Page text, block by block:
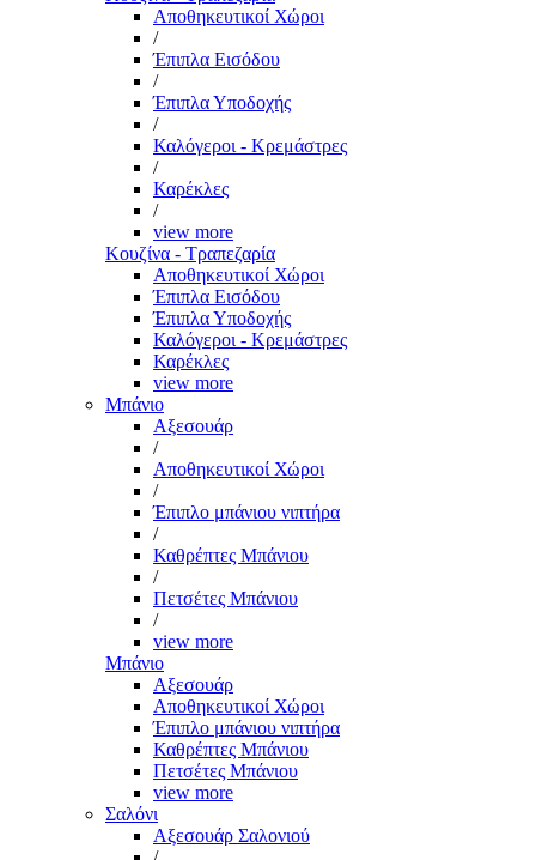
Αποθηκευτικοί Χώροι
/
Έπιπλα Εισόδου
/
Έπιπλα Υποδοχής
/
Καλόγεροι - Κρεμάστρες
/
Καρέκλες
/
view more
Κουζίνα - Τραπεζαρία
Αποθηκευτικοί Χώροι
Έπιπλα Εισόδου
Έπιπλα Υποδοχής
Καλόγεροι - Κρεμάστρες
Καρέκλες
view more
Μπάνιο
Αξεσουάρ
/
Αποθηκευτικοί Χώροι
/
Έπιπλο μπάνιου νιπτήρα
/
Καθρέπτες Μπάνιου
/
Πετσέτες Μπάνιου
/
view more
Μπάνιο
Αξεσουάρ
Αποθηκευτικοί Χώροι
Έπιπλο μπάνιου νιπτήρα
Καθρέπτες Μπάνιου
Πετσέτες Μπάνιου
view more
Σαλόνι
Αξεσουάρ Σαλονιού